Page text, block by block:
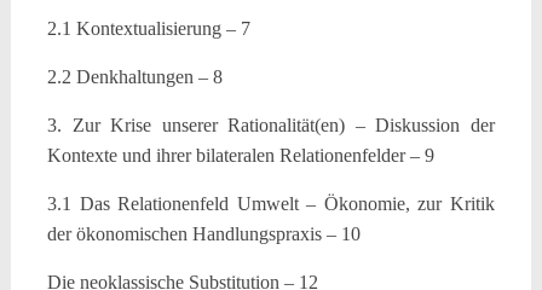
2.1 Kontextualisierung – 7
2.2 Denkhaltungen – 8
3. Zur Krise unserer Rationalität(en) – Diskussion der
Kontexte und ihrer bilateralen Relationenfelder – 9
3.1 Das Relationenfeld Umwelt – Ökonomie, zur Kritik
der ökonomischen Handlungspraxis – 10
Die neoklassische Substitution – 12